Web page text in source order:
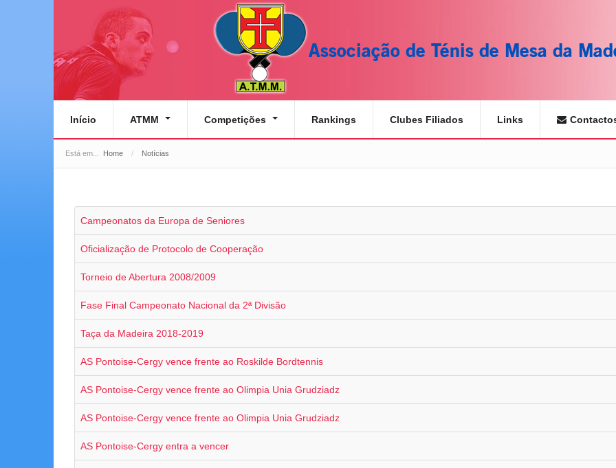
Associação de Ténis de Mesa da
Início ATMM Competições Rankings Clubes Filiados Links
Está em... Home / Notícias
Campeonatos da Europa de Seniores
Oficialização de Protocolo de Cooperação
Torneio de Abertura 2008/2009
Fase Final Campeonato Nacional da 2ª Divisão
Taça da Madeira 2018-2019
AS Pontoise-Cergy vence frente ao Roskilde Bordtennis
AS Pontoise-Cergy vence frente ao Olimpia Unia Grudziadz
AS Pontoise-Cergy vence frente ao Olimpia Unia Grudziadz
AS Pontoise-Cergy entra a vencer